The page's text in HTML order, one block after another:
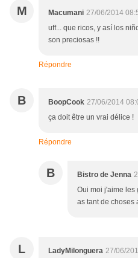
M Macumani 27/06/2014
uff... que ricos, y así los
son preciosas !!
Répondre
B BoopCook 27/06/2014
ça doit être un vrai délice !
Répondre
B Bistro de Jenna
Oui moi j'aime les
as tant de choses
L LadyMilonguera 27/06/